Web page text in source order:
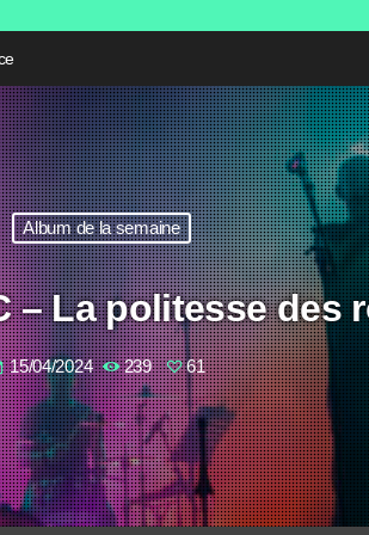
Album de la semaine
– La politesse des
15/04/2024 239 61